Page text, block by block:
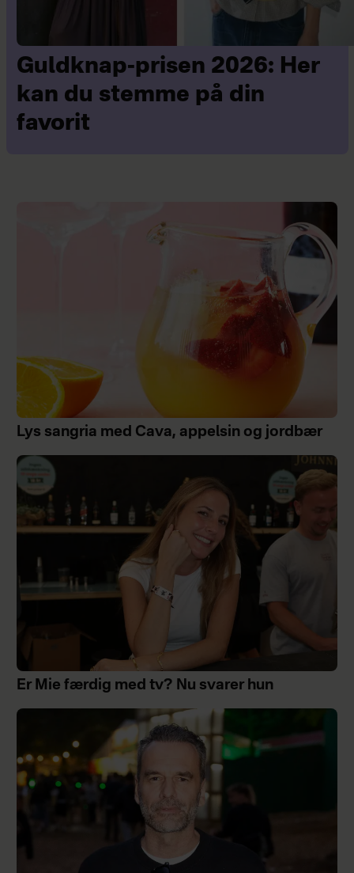
Guldknap-prisen 2026: Her
kan du stemme på din
favorit
Lys sangria med Cava, appelsin og jordbær
Er Mie færdig med tv? Nu svarer hun